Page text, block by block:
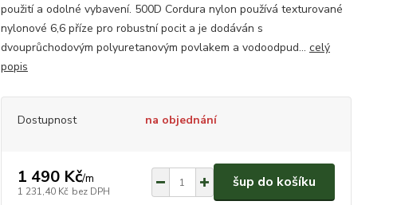
použití a odolné vybavení. 500D Cordura nylon používá texturované
nylonové 6,6 příze pro robustní pocit a je dodáván s
dvouprůchodovým polyuretanovým povlakem a vodoodpud... celý
popis
Dostupnost na objednání
1 490 Kč/m
1 231,40 Kč bez DPH
šup do košíku